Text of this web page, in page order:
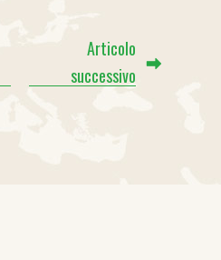
Articolo
successivo